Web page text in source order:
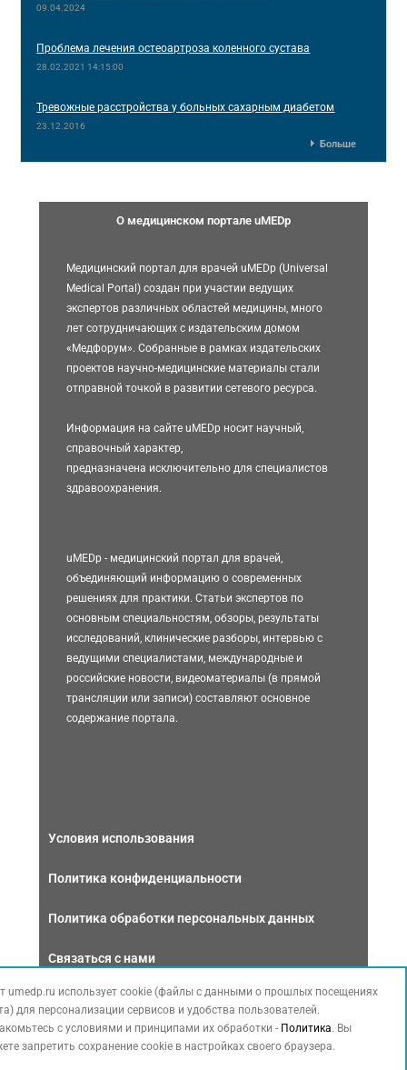
09.04.2024
Проблема лечения остеоартроза коленного сустава
28.02.2021 14:15:00
Тревожные расстройства у больных сахарным диабетом
23.12.2016
Больше
О медицинском портале uMEDp
Медицинский портал для врачей uMEDp (Universal
Medical Portal) создан при участии ведущих
экспертов различных областей медицины, много
лет сотрудничающих с издательским домом
«Медфорум». Собранные в рамках издательских
проектов научно-медицинские материалы стали
отправной точкой в развитии сетевого ресурса.
Информация на сайте uMEDp носит научный,
справочный характер,
предназначена исключительно для специалистов
здравоохранения.
uMEDp - медицинский портал для врачей,
объединяющий информацию о современных
решениях для практики. Статьи экспертов по
основным специальностям, обзоры, результаты
исследований, клинические разборы, интервью с
ведущими специалистами, международные и
российские новости, видеоматериалы (в прямой
трансляции или записи) составляют основное
содержание портала.
Условия использования
Политика конфиденциальности
Политика обработки персональных данных
Связаться с нами
umedp.ru использует cookie (файлы с данными о прошлых посещениях
для персонализации сервисов и удобства пользователей.
с условиями и принципами их обработки - Политика. Вы
запретить сохранение cookie в настройках своего браузера.